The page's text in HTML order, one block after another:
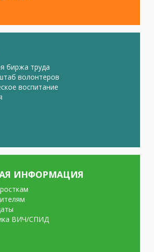
биржа труда
волонтеров
воспитание
ИНФОРМАЦИЯ
ВИЧ/СПИД